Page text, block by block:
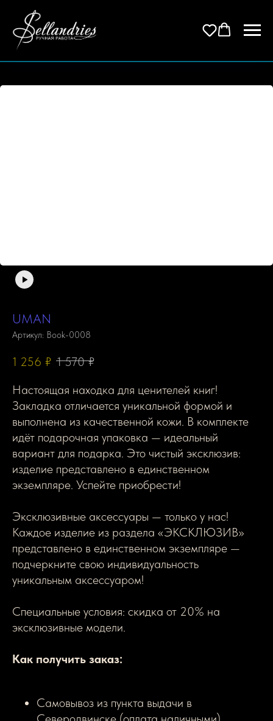
UMAN
Артикул: Book-0008
1 256 ₽ 1 570 ₽
Настоящая находка для ценителей книг!
Закладка отличается уникальной формой и
выполнена из качественной кожи. В комплекте
идёт подарочная упаковка — идеальный
вариант для подарка. Это чистый эксклюзив:
изделие представлено в единственном
экземпляре. Успейте приобрести!
Эксклюзивные аксессуары — только у нас!
Каждое изделие из раздела «ЭКСКЛЮЗИВ»
представлено в единственном экземпляре —
подчеркните свою индивидуальность
уникальным аксессуаром!
Специальные условия: скидка от 20% на
эксклюзивные модели.
Как получить заказ:
Самовывоз из пункта выдачи в